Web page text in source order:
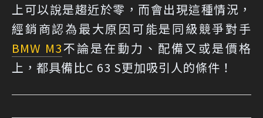
上可以說是趨近於零，而會出現這種情況，
經銷商認為最大原因可能是同級競爭對手
BMW M3不論是在動力、配備又或是價格
上，都具備比C 63 S更加吸引人的條件！